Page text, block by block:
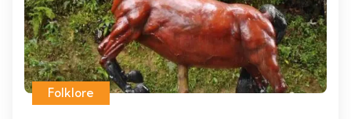
Folklore